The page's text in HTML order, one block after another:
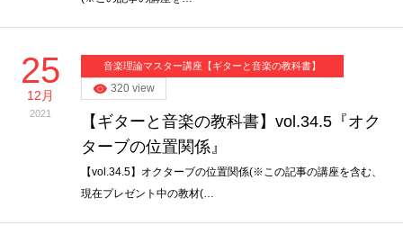
25
12月
2021
音楽理論マスター講座【ギターと音楽の教科書】
320 view
【ギターと音楽の教科書】vol.34.5『オク
ターブの位置関係』
【vol.34.5】オクターブの位置関係(※この記事の講座を含む、
現在プレゼント中の教材(…